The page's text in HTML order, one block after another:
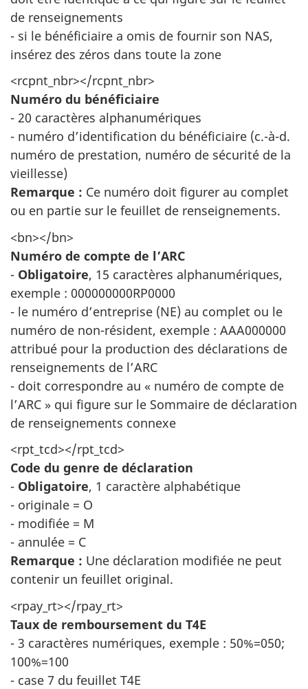
de renseignements
- si le bénéficiaire a omis de fournir son NAS,
insérez des zéros dans toute la zone
<rcpnt_nbr></rcpnt_nbr>
Numéro du bénéficiaire
- 20 caractères alphanumériques
- numéro d’identification du bénéficiaire (c.-à-d.
numéro de prestation, numéro de sécurité de la
vieillesse)
Remarque : Ce numéro doit figurer au complet
ou en partie sur le feuillet de renseignements.
<bn></bn>
Numéro de compte de l’ARC
- Obligatoire, 15 caractères alphanumériques,
exemple : 000000000RP0000
- le numéro d’entreprise (NE) au complet ou le
numéro de non-résident, exemple : AAA000000
attribué pour la production des déclarations de
renseignements de l’ARC
- doit correspondre au « numéro de compte de
l’ARC » qui figure sur le Sommaire de déclaration
de renseignements connexe
<rpt_tcd></rpt_tcd>
Code du genre de déclaration
- Obligatoire, 1 caractère alphabétique
- originale = O
- modifiée = M
- annulée = C
Remarque : Une déclaration modifiée ne peut
contenir un feuillet original.
<rpay_rt></rpay_rt>
Taux de remboursement du T4E
- 3 caractères numériques, exemple : 50%=050;
100%=100
- case 7 du feuillet T4E